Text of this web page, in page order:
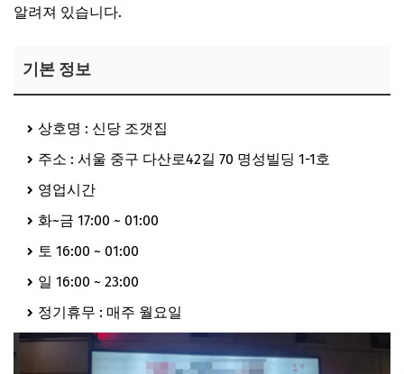
알려져 있습니다.
기본 정보
상호명 : 신당 조갯집
주소 : 서울 중구 다산로42길 70 명성빌딩 1-1호
영업시간
화~금 17:00 ~ 01:00
토 16:00 ~ 01:00
일 16:00 ~ 23:00
정기휴무 : 매주 월요일